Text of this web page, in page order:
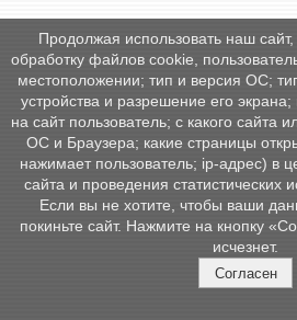
Продолжая использовать наш
обработку файлов cookie,
местоположении; тип и версия ОС;
устройства и разрешение его
на сайт пользователь; с какого сайта
ОС и Браузера; какие страницы
нажимает пользователь; ip-адрес) в
сайта и проведения статистических
Если вы не хотите, чтобы ваши
покиньте сайт. Нажмите на кнопку
исчезнет.
Согласен